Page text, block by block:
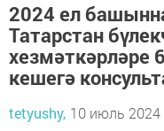
2024 ел
Татарстан
хезмәткәрләре
кешегә
tetyushy, 10 июль 2024